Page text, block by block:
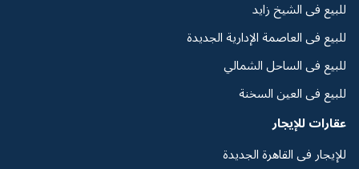
للبيع فى الشيخ زايد
للبيع فى العاصمة الإدارية الجديدة
للبيع فى الساحل الشمالي
للبيع فى العين السخنة
عقارات للإيجار
للإيجار فى القاهرة الجديدة